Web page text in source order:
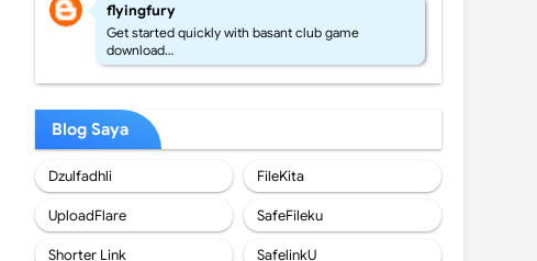
flyingfury
Get started quickly with basant club game
download…
Blog Saya
Dzulfadhli FileKita
UploadFlare SafeFileku
Shorter Link SafelinkU